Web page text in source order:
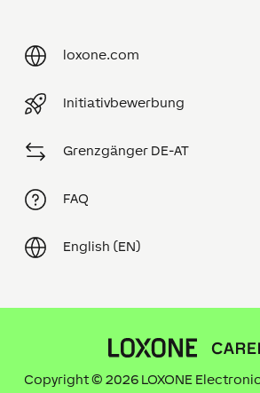
loxone.com
Initiativbewerbung
Grenzgänger DE-AT
FAQ
English (EN)
Copyright © 2026 LOXONE